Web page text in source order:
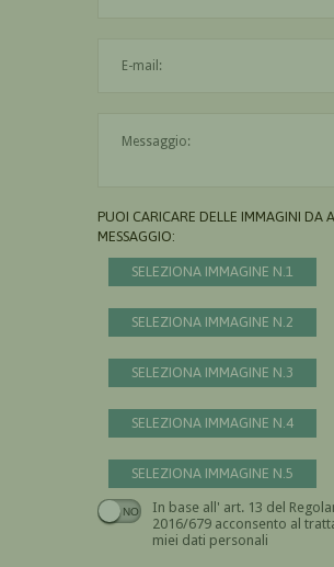
PUOI CARICARE DELLE IMMAGINI DA
MESSAGGIO:
SELEZIONA IMMAGINE N.1
SELEZIONA IMMAGINE N.2
SELEZIONA IMMAGINE N.3
SELEZIONA IMMAGINE N.4
SELEZIONA IMMAGINE N.5
In base all' art. 13 del
2016/679 acconsento al trattamento dei
miei dati personali
Devi